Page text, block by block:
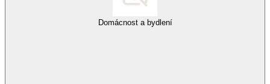
Domácnost a bydlení